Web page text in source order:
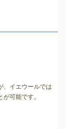
、イエウールでは
が可能です。